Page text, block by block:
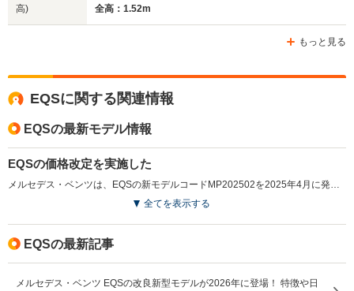
WLTCモード
排気量
ホイールベース
-m
-
-m
- -
高)
全高：1.52m
もっと見る
EQSに関する関連情報
EQSの最新モデル情報
EQSの価格改定を実施した
全てを表示する
EQSの最新記事
メルセデス・ベンツ EQSの改良新型モデルが2026年に登場！ 特徴や日